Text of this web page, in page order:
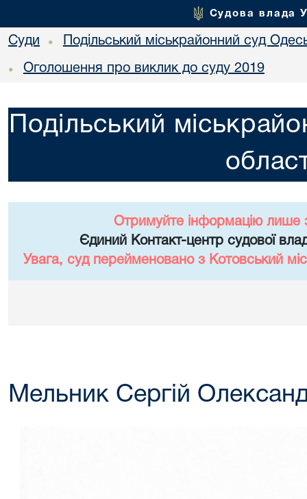
Судова влада
Суди • Подільський міськрайонний суд
• Оголошення про виклик до суду 2019
Подільський
Отримуйте інформацію лише
Єдиний Контакт-центр судової
Увага, суд перейменовано з Котовський
Мельник Сергій